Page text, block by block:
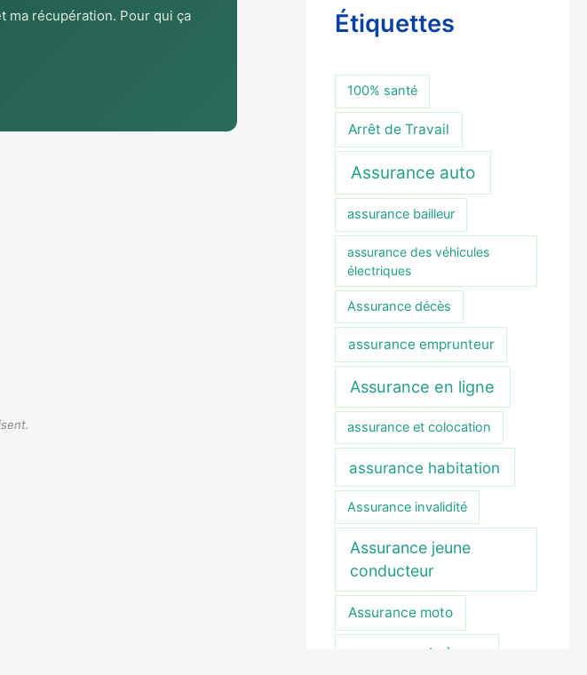
ma récupération. Pour qui ça
Étiquettes
100% santé
Arrêt de Travail
Assurance auto
assurance bailleur
assurance des véhicules
électriques
Assurance décès
assurance emprunteur
Assurance en ligne
assurance et colocation
assurance habitation
Assurance invalidité
Assurance jeune
conducteur
Assurance moto
assurance obsèques